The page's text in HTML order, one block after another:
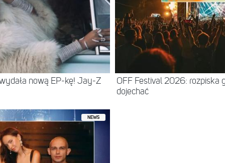
nową EP-kę! Jay-Z
OFF Festival 2026: rozpiska
dojechać
NEWS